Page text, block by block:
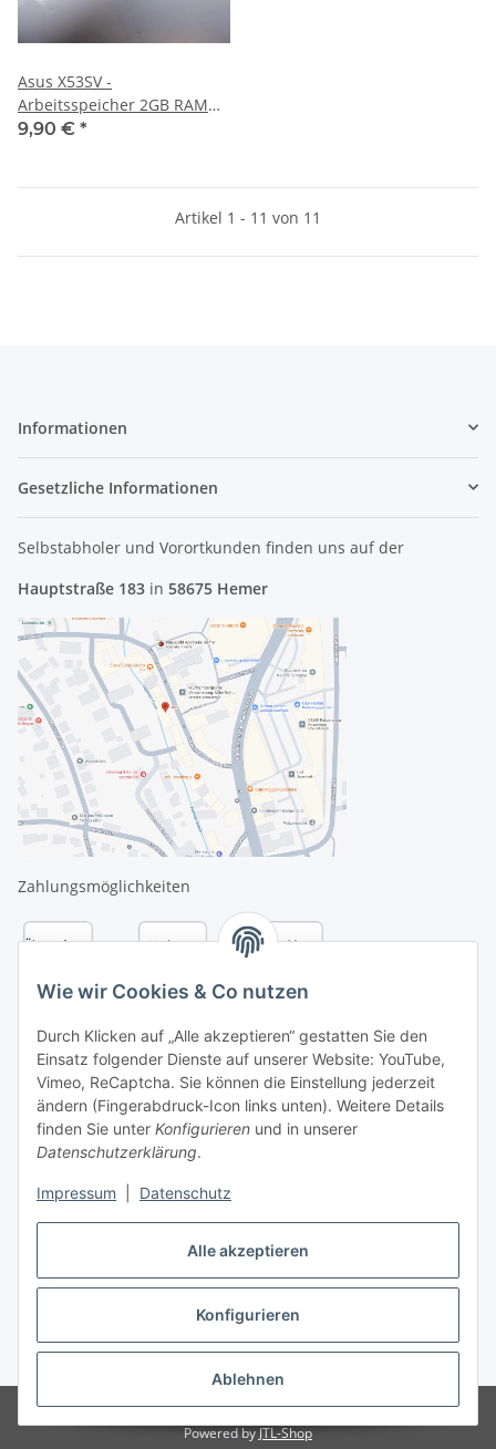
Alle akzeptieren
Konfigurieren
Ablehnen
Wie wir Cookies & Co nutzen
Durch Klicken auf „Alle akzeptieren“ gestatten Sie den
Einsatz folgender Dienste auf unserer Website: YouTube,
Vimeo, ReCaptcha. Sie können die Einstellung jederzeit
ändern (Fingerabdruck-Icon links unten). Weitere Details
finden Sie unter Konfigurieren und in unserer
Datenschutzerklärung.
Impressum Datenschutz
Asus X53SV -
Arbeitsspeicher 2GB RAM
Memory DDR3
9,90 € *
Artikel 1 - 11 von 11
Informationen
Gesetzliche Informationen
Selbstabholer und Vorortkunden finden uns auf der
Hauptstraße 183 in 58675 Hemer
Zahlungsmöglichkeiten
Vertrag widerrufen
* Alle Preise inkl. gesetzlicher USt., zzgl.Versand
© Notebook Hemer
Powered byJTL-Shop